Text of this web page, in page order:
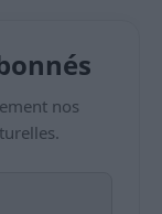
nos